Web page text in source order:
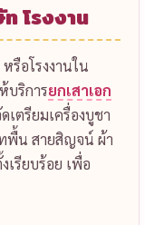
โรงงาน
รือโรงงานใน
บริการยกเสาเอก
ตรียมเครื่องบูชา
ทพื้น สายสิญจน์ ผ้า
รียบร้อย เพื่อ